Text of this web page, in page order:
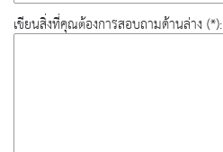
เขียนสิ่งที่คุณต้องการสอบถามด้านล่าง (*):